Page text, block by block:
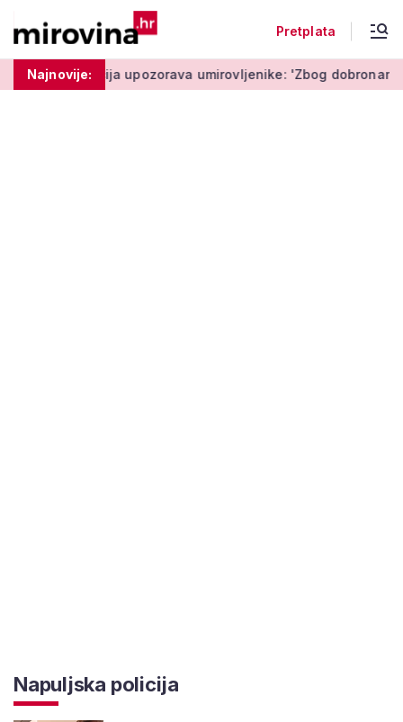
Pretplata
Najnovije:
Policija upozorava umirovljenike: 'Zbog
Napuljska policija